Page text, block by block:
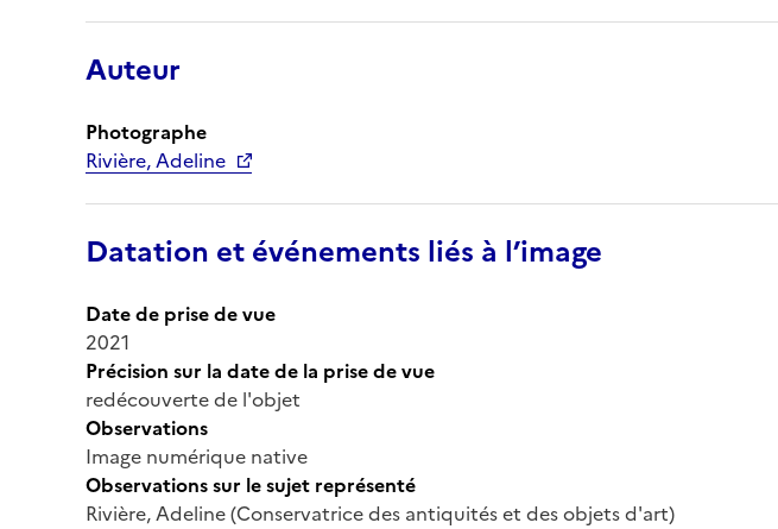
Auteur
Photographe
Rivière, Adeline
Datation et événements liés à l’image
Date de prise de vue
2021
Précision sur la date de la prise de vue
redécouverte de l'objet
Observations
Image numérique native
Observations sur le sujet représenté
Rivière, Adeline (Conservatrice des antiquités et des objets d'art)